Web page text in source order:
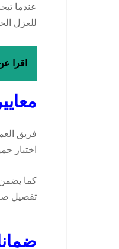
عندما
للعزل
اقرا
فريق
اختبار
كما
تفصيل